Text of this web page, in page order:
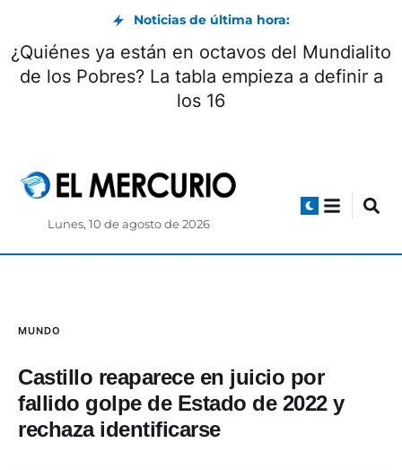
Noticias de última hora:
¿Quiénes ya están en octavos del Mundialito
de los Pobres? La tabla empieza a definir a
los 16
Lunes, 10 de agosto de 2026
MUNDO
Castillo reaparece en juicio por
fallido golpe de Estado de 2022 y
rechaza identificarse